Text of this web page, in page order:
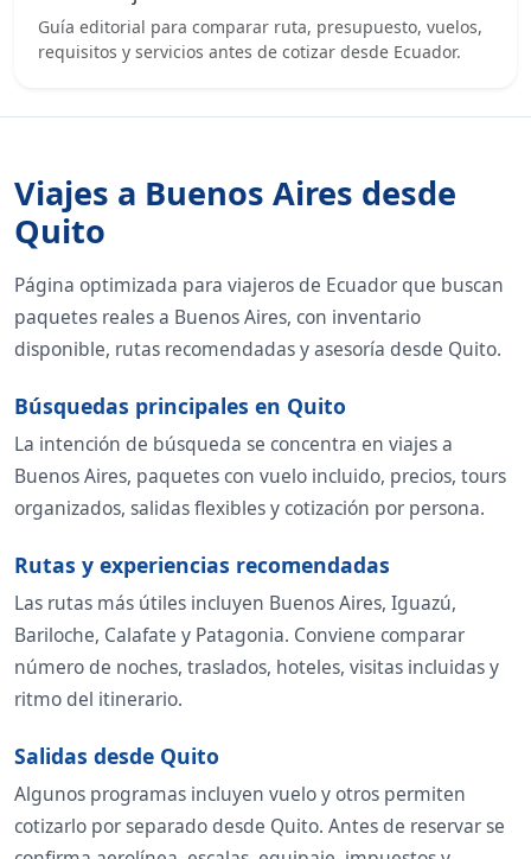
Guía editorial para comparar ruta, presupuesto, vuelos,
requisitos y servicios antes de cotizar desde Ecuador.
Viajes a Buenos Aires desde
Quito
Página optimizada para viajeros de Ecuador que buscan
paquetes reales a Buenos Aires, con inventario
disponible, rutas recomendadas y asesoría desde Quito.
Búsquedas principales en Quito
La intención de búsqueda se concentra en viajes a
Buenos Aires, paquetes con vuelo incluido, precios, tours
organizados, salidas flexibles y cotización por persona.
Rutas y experiencias recomendadas
Las rutas más útiles incluyen Buenos Aires, Iguazú,
Bariloche, Calafate y Patagonia. Conviene comparar
número de noches, traslados, hoteles, visitas incluidas y
ritmo del itinerario.
Salidas desde Quito
Algunos programas incluyen vuelo y otros permiten
cotizarlo por separado desde Quito. Antes de reservar se